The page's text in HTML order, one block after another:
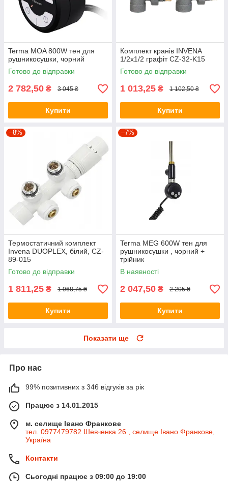
Terma MOA 800W тен для
рушникосушки, чорний
Готово до відправки
2 782,50 ₴ 3 045 ₴
Купити
Комплект кранів INVENA
1/2х1/2 графіт CZ-32-K15
Готово до відправки
1 013,25 ₴ 1 102,50 ₴
Купити
–8%
Термостатичний комплект
Invena DUOPLEX, білий, CZ-
89-015
Готово до відправки
1 811,25 ₴ 1 968,75 ₴
Купити
–7%
Terma MEG 600W тен для
рушникосушки , чорний +
трійник
В наявності
2 047,50 ₴ 2 205 ₴
Купити
Показати ще
Про нас
99% позитивних з 346 відгуків за рік
Працює з 14.01.2015
м. селище Івано Франкове
тел. 0977479782 Шевченка 26 , селище Івано Франкове,
Україна
Контакти
Сьогодні працює з 09:00 до 19:00